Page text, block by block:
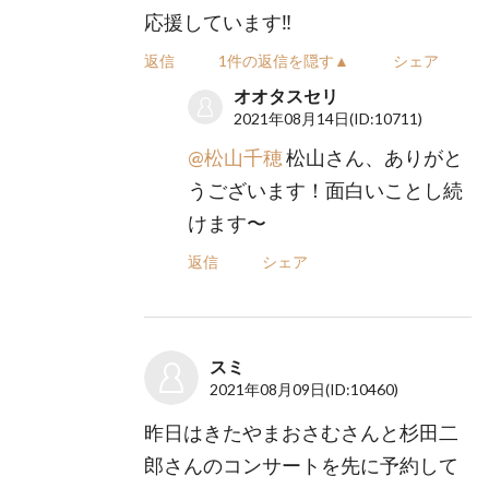
応援しています‼️
返信 1件の返信を隠す▲ シェア
オオタスセリ
2021年08月14日(ID:10711)
@松山千穂松山さん、ありがと
うございます！面白いことし続
けます〜
返信 シェア
スミ
2021年08月09日(ID:10460)
昨日はきたやまおさむさんと杉田二
郎さんのコンサートを先に予約して